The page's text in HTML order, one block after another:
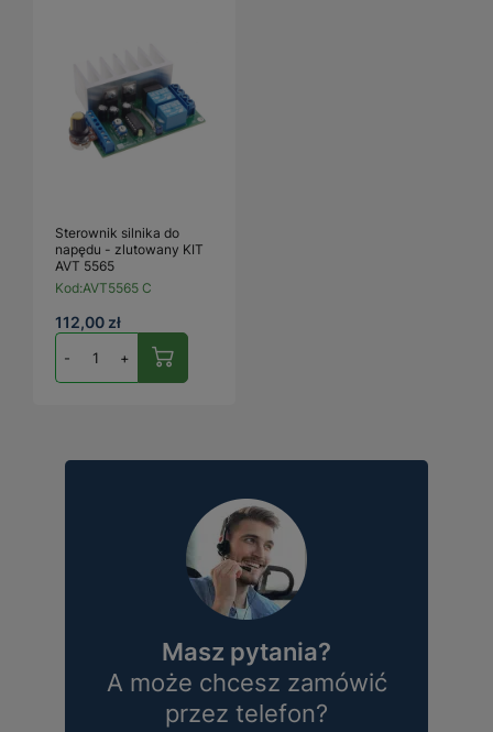
Sterownik silnika do
napędu - zlutowany KIT
AVT 5565
Kod:AVT5565 C
112,00 zł
- +
Masz pytania?
A może chcesz zamówić
przez telefon?